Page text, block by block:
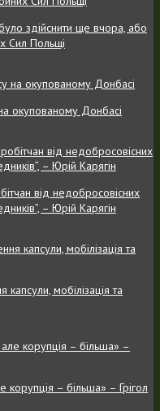
було здійснити ще вчора, або
Cил Польщі
окупованому Донбасі
від недобросовісних
– Юрій Карягін
мобілізація та
– більша» – Грігол